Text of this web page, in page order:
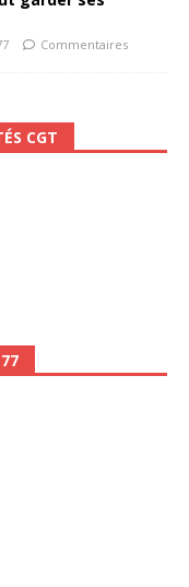
Commentaires
CGT